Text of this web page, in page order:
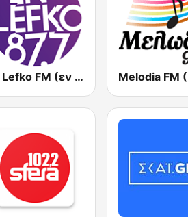
En Lefko FM (εν λευκω)